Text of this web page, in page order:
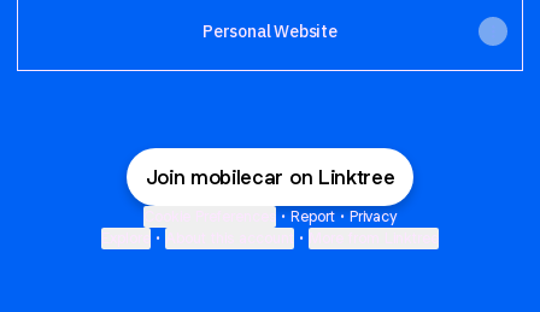
Personal Website
Join mobilecar on Linktree
• Report • Privacy
• •